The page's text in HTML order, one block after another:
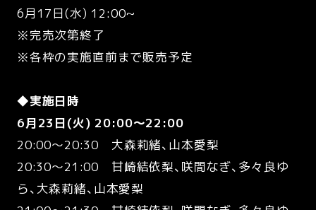
6月17日(水) 12:00~
※完売次第終了
※各枠の実施直前まで販売予定
◆実施日時
6月23日(火) 20:00～22:00
20:00～20:30 大森莉緒、山本愛梨
20:30～21:00 甘崎結依梨、咲間なぎ、多々良ゆ
ら、大森莉緒、山本愛梨